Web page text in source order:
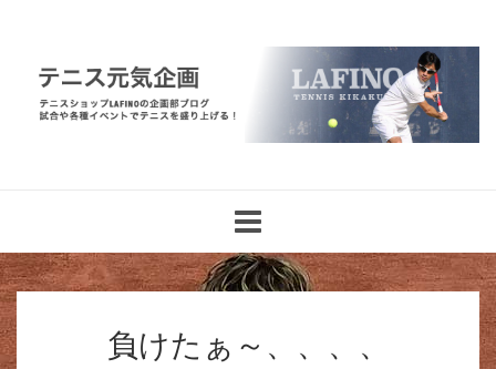
navigation
負けたぁ～、、、、